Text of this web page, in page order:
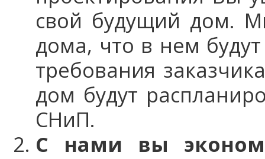
свой будущий дом.
дома, что в нем
требования
дом будут
СНиП.
С нами вы